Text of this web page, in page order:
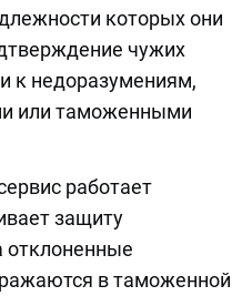
которых они
чужих
к недоразумениям,
или таможенными
работает
защиту
отклоненные
в таможенной